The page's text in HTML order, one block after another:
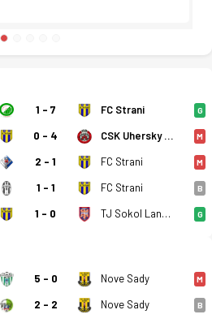
1 - 7 FC Strani G
0 - 4 CSK Uhersky Brod M
2 - 1 FC Strani M
1 - 1 FC Strani B
1 - 0 TJ Sokol Lanzhot G
5 - 0 Nove Sady M
2 - 2 Nove Sady B